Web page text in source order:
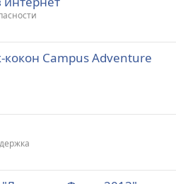
Campus Adventure